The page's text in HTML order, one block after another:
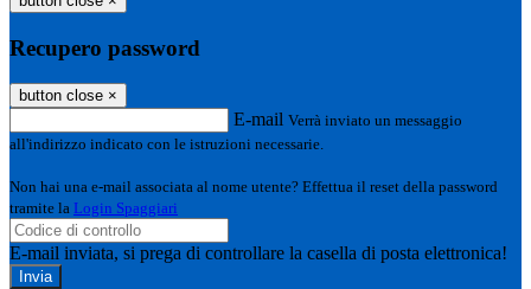
Recupero password
button close ×
E-mail Verrà inviato un messaggio
all'indirizzo indicato con le istruzioni necessarie.
Non hai una e-mail associata al nome utente? Effettua il reset della password
tramite la Login Spaggiari
E-mail inviata, si prega di controllare la casella di posta elettronica!